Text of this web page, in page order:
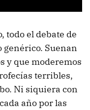
todo el debate de
genérico. Suenan
y que moderemos
terribles,
Ni siquiera con
año por las